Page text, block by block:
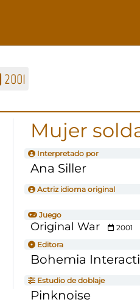
2001
Mujer
Interpretado por
Ana Siller
Actriz idioma original
Juego
Original War
2001
Editora
Bohemia
Estudio de doblaje
Pinknoise